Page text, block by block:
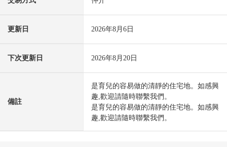
更新日 2026年8月6日
下次更新日 2026年8月20日
備註
是育兒的容易做的清靜的住宅地。如感興
趣,歡迎請隨時聯繫我們。
是育兒的容易做的清靜的住宅地。如感興
趣,歡迎請隨時聯繫我們。